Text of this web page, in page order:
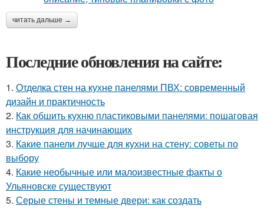
читать дальше →
Последние обновления на сайте:
1. Отделка стен на кухне панелями ПВХ: современный
дизайн и практичность
2. Как обшить кухню пластиковыми панелями: пошаговая
инструкция для начинающих
3. Какие панели лучше для кухни на стену: советы по
выбору
4. Какие необычные или малоизвестные факты о
Ульяновске существуют
5. Серые стены и темные двери: как создать